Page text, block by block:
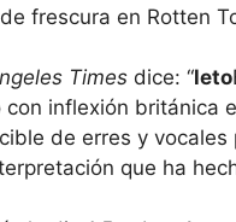
frescura en Rotten
Times dice: “leto
con inflexión británica
de erres y vocales
que ha